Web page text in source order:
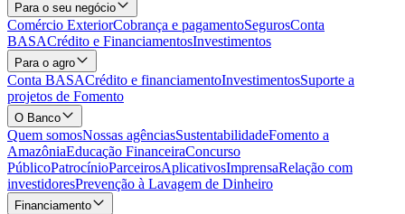
Para o seu negócio
Comércio ExteriorCobrança e pagamentoSegurosConta
BASACrédito e FinanciamentosInvestimentos
Para o agro
Conta BASACrédito e financiamentoInvestimentosSuporte a
projetos de Fomento
O Banco
Quem somosNossas agênciasSustentabilidadeFomento a
AmazôniaEducação FinanceiraConcurso
PúblicoPatrocínioParceirosAplicativosImprensaRelação com
investidoresPrevenção à Lavagem de Dinheiro
Financiamento